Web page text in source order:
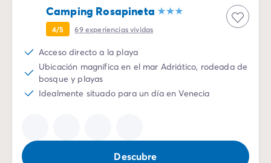
Camping Rosapineta
4/5 69experiencias vividas
Acceso directo a la playa
Ubicación magnífica en el mar Adriático, rodeada de
bosque y playas
Idealmente situado para un día en Venecia
Descubre